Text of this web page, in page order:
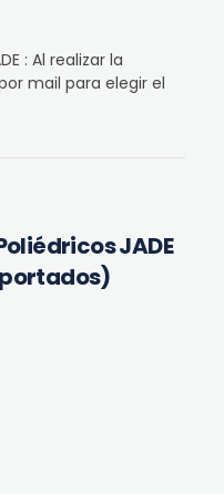
JADE
: Al realizar la
mail para elegir el